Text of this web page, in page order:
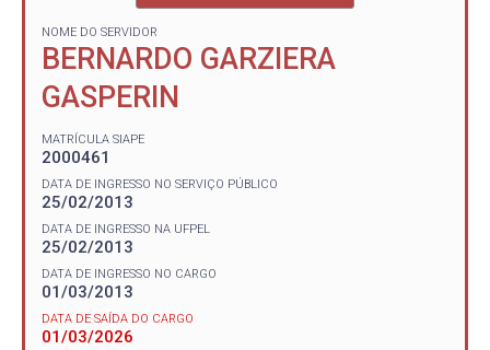
NOME DO SERVIDOR
BERNARDO GARZIERA
GASPERIN
MATRÍCULA SIAPE
2000461
DATA DE INGRESSO NO SERVIÇO PÚBLICO
25/02/2013
DATA DE INGRESSO NA UFPEL
25/02/2013
DATA DE INGRESSO NO CARGO
01/03/2013
DATA DE SAÍDA DO CARGO
01/03/2026